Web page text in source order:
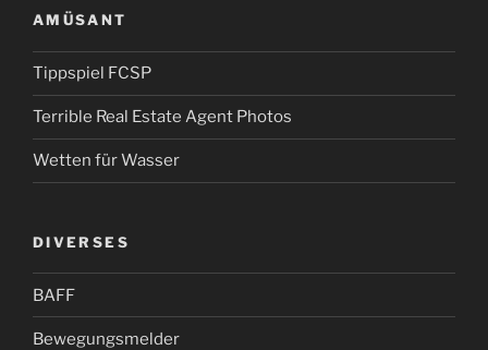
AMÜSANT
Tippspiel FCSP
Terrible Real Estate Agent Photos
Wetten für Wasser
DIVERSES
BAFF
Bewegungsmelder